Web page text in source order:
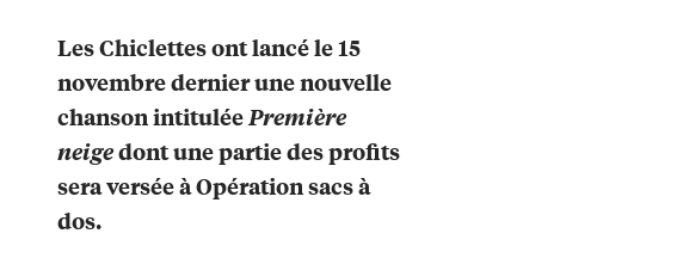
Les Chiclettes ont lancé le 15
novembre dernier une nouvelle
chanson intitulée Première
neigedont une partie des profits
sera versée à Opération sacs à
dos.